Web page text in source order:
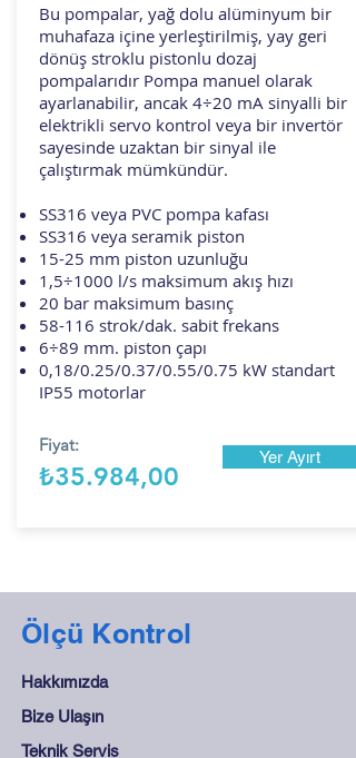
Bu pompalar, yağ dolu alüminyum bir
muhafaza içine yerleştirilmiş, yay geri
dönüş stroklu pistonlu dozaj
pompalarıdır Pompa manuel olarak
ayarlanabilir, ancak 4÷20 mA sinyalli bir
elektrikli servo kontrol veya bir invertör
sayesinde uzaktan bir sinyal ile
çalıştırmak mümkündür.
SS316 veya PVC pompa kafası
SS316 veya seramik piston
15-25 mm piston uzunluğu
1,5÷1000 l/s maksimum akış hızı
20 bar maksimum basınç
58-116 strok/dak. sabit frekans
6÷89 mm. piston çapı
0,18/0.25/0.37/0.55/0.75 kW standart
IP55 motorlar
Fiyat:
₺35.984,00
Yer Ayırt
Ölçü Kontrol
Hakkımızda
Bize Ulaşın
Teknik Servis